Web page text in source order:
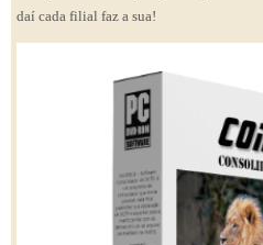
daí cada filial faz a sua!